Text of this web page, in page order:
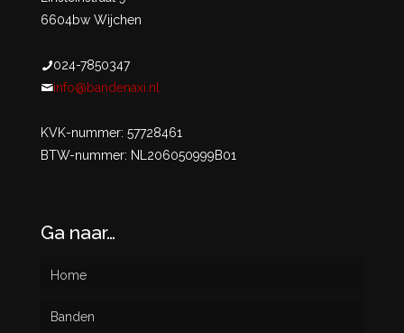
6604bw Wijchen
024-7850347
info@bandenaxi.nl
KVK-nummer: 57728461
BTW-nummer: NL206050999B01
Ga naar…
Home
Banden